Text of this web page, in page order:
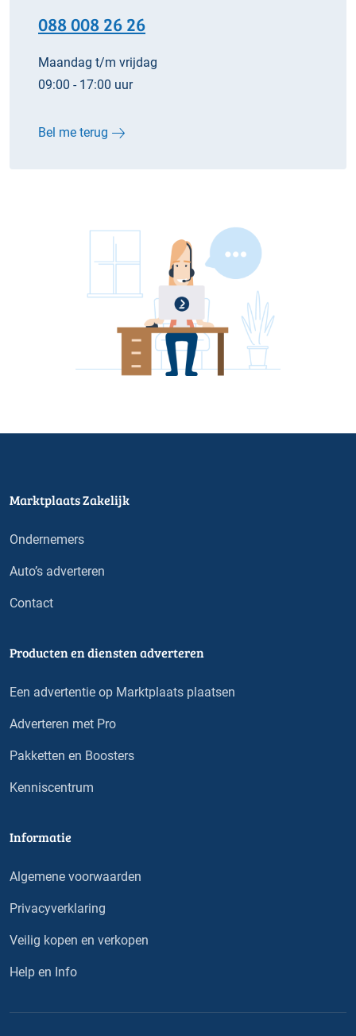
088 008 26 26
Maandag t/m vrijdag
09:00 - 17:00 uur
Bel me terug
Marktplaats Zakelijk
Ondernemers
Auto’s adverteren
Contact
Producten en diensten adverteren
Een advertentie op Marktplaats plaatsen
Adverteren met Pro
Pakketten en Boosters
Kenniscentrum
Informatie
Algemene voorwaarden
Privacyverklaring
Veilig kopen en verkopen
Help en Info